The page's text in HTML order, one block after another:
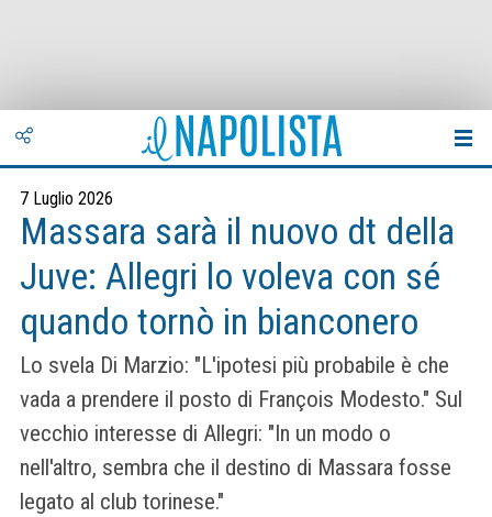
7 Luglio 2026
Massara sarà il nuovo dt della
Juve: Allegri lo voleva con sé
quando tornò in bianconero
Lo svela Di Marzio: "L'ipotesi più probabile è che
vada a prendere il posto di François Modesto." Sul
vecchio interesse di Allegri: "In un modo o
nell'altro, sembra che il destino di Massara fosse
legato al club torinese."